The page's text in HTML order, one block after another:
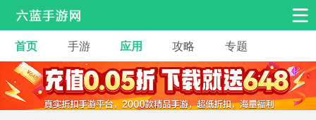
安卓手游 手游工具
热门手游 角色扮演 益智休闲
首页 手游 应用 攻略 专题